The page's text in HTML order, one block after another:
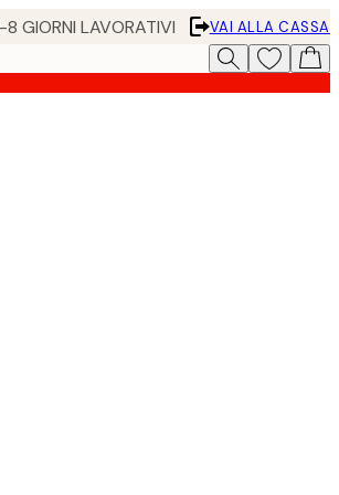
8 GIORNI LAVORATIVI
VAI ALLA CASSA